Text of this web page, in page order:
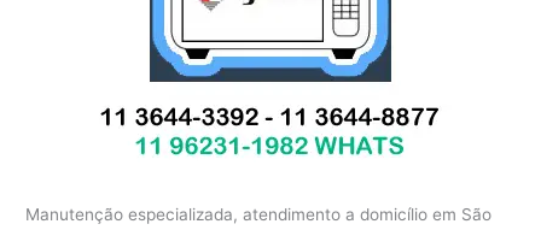
Manutenção especializada, atendimento a domicílio em São